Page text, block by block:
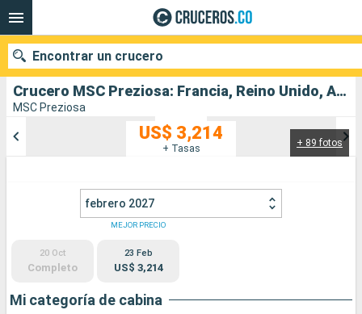
Crucero MSC Preziosa: Francia, Reino Unido, Alemania, Bélgica, Paises Bajos salida desde Rotterdam
MSC Preziosa
+ 89 fotos
US$ 3,214
+ Tasas
febrero 2027
20 Oct
Completo
MEJOR PRECIO
23 Feb
US$ 3,214
Mi categoría de cabina
Encontrar un crucero
Compañías